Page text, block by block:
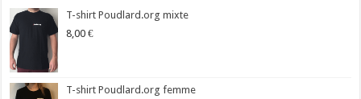
T-shirt Poudlard.org mixte
8,00 €
T-shirt Poudlard.org femme